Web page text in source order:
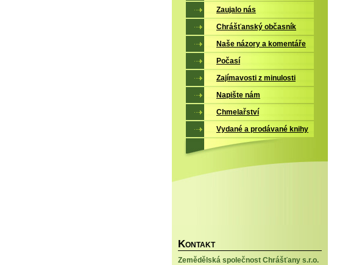
Zaujalo nás
Chrášťanský občasník
Naše názory a komentáře
Počasí
Zajímavosti z minulosti
Napište nám
Chmelařství
Vydané a prodávané knihy
KONTAKT
Zemědělská společnost Chrášťany s.r.o.